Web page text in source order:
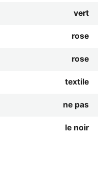
vert
rose
rose
textile
ne pas
le noir